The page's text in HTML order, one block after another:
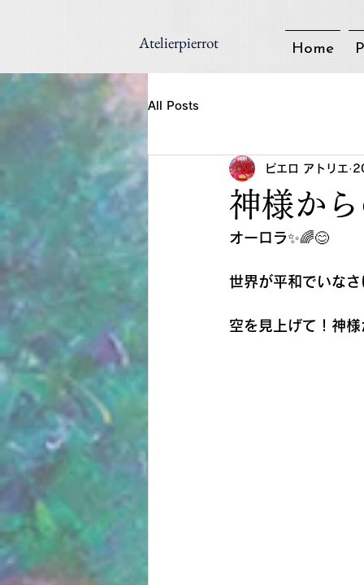
Atelierpierrot Home
All Posts
神様か
ピエロ アトリエ
オーロラ✨🌈😊
世界が平和でいな
空を見上げて！神